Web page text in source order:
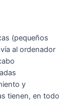
(pequeños
al ordenador
y
tienen, en todo